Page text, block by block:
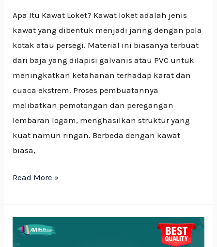
Apa Itu Kawat Loket? Kawat loket adalah jenis
kawat yang dibentuk menjadi jaring dengan pola
kotak atau persegi. Material ini biasanya terbuat
dari baja yang dilapisi galvanis atau PVC untuk
meningkatkan ketahanan terhadap karat dan
cuaca ekstrem. Proses pembuatannya
melibatkan pemotongan dan peregangan
lembaran logam, menghasilkan struktur yang
kuat namun ringan. Berbeda dengan kawat
biasa,
Read More »
Atap
Lengkung: